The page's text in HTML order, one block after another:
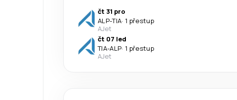
čt 31 pro
ALP-TIA· 1 přestup
AJet
čt 07 led
TIA-ALP· 1 přestup
AJet